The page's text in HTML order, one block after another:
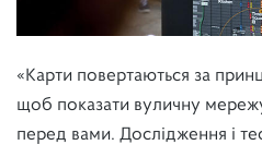
«Карти повертаються за
щоб показати вуличну
перед вами. Дослідження і